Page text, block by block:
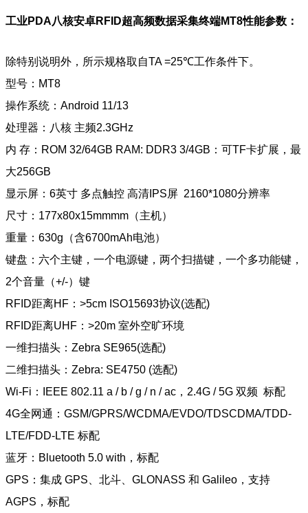
工业PDA八核安卓RFID超高频数据采集终端MT8性能参数：
除特别说明外，所示规格取自TA =25℃工作条件下。
型号：MT8
操作系统：Android 11/13
处理器：八核 主频2.3GHz
内 存：ROM 32/64GB RAM: DDR3 3/4GB：可TF卡扩展，最
大256GB
显示屏：6英寸 多点触控 高清IPS屏 2160*1080分辨率
尺寸：177x80x15mmmm（主机）
重量：630g（含6700mAh电池）
键盘：六个主键，一个电源键，两个扫描键，一个多功能键，
2个音量（+/-）键
RFID距离HF：>5cm ISO15693协议(选配)
RFID距离UHF：>20m 室外空旷环境
一维扫描头：Zebra SE965(选配)
二维扫描头：Zebra: SE4750 (选配)
Wi-Fi：IEEE 802.11 a / b / g / n / ac，2.4G / 5G 双频 标配
4G全网通：GSM/GPRS/WCDMA/EVDO/TDSCDMA/TDD-
LTE/FDD-LTE 标配
蓝牙：Bluetooth 5.0 with，标配
GPS：集成 GPS、北斗、GLONASS 和 Galileo，支持
AGPS，标配